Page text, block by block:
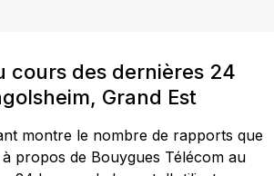
cours des dernières 24
Grand Est
montre le nombre de rapports que
propos de Bouygues Télécom au